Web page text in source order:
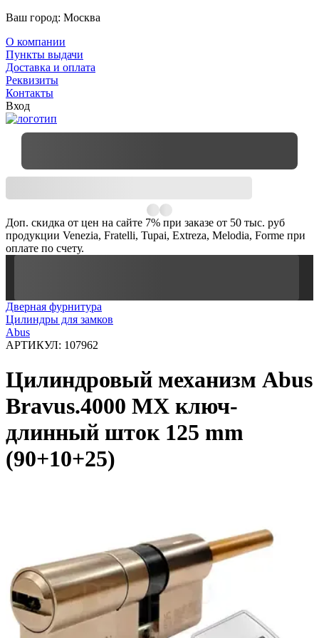
Ваш город: Москва
О компании
Пункты выдачи
Доставка и оплата
Реквизиты
Контакты
Вход
Доп. скидка от цен на сайте 7% при заказе от 50 тыс. руб
продукции Venezia, Fratelli, Tupai, Extreza, Melodia, Forme при
оплате по счету.
Дверная фурнитура
Цилиндры для замков
Abus
АРТИКУЛ: 107962
Цилиндровый механизм Abus
Bravus.4000 MX ключ-
длинный шток 125 mm
(90+10+25)